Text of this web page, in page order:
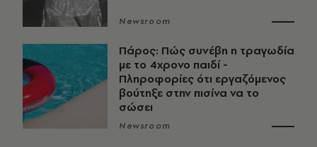
Newsroom
Πάρος: Πώς συνέβη η τραγωδία
με το 4χρονο παιδί -
Πληροφορίες ότι εργαζόμενος
βούτηξε στην πισίνα να το
σώσει
Newsroom